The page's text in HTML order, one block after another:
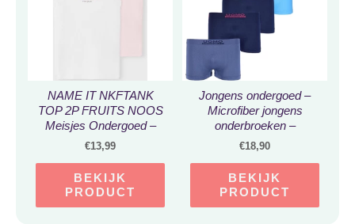
NAME IT NKFTANK
TOP 2P FRUITS NOOS
Meisjes Ondergoed –
Maat 92
€13,99
BEKIJK
PRODUCT
Jongens ondergoed –
Microfiber jongens
onderbroeken –
VOORDELIGE 6 PACK
Boxershort maat 104-
110
€18,90
BEKIJK
PRODUCT